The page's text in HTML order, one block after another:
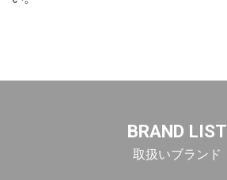
BRAND LIST
取扱いブランド